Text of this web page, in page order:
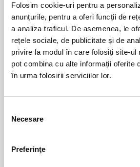
Folosim cookie-uri pentru a
anunțurile, pentru a oferi funcții de
a analiza traficul. De asemenea, le
rețele sociale, de publicitate și de
privire la modul în care folosiți site-ul
pot combina cu alte informații oferite
în urma folosirii serviciilor lor.
consimțământului
Necesare
Preferinţe
Domeniul Stirbey Voda, Buftea
Trends
1. Blackbriar - A Thousand Little
Blackbriar ajunge la București pe
pentru un concert la Quantic.
cel mai nou album al formației, A
versuri captivante și puternice
metal.
Pe
Sala Palatului, legenda disco Liz